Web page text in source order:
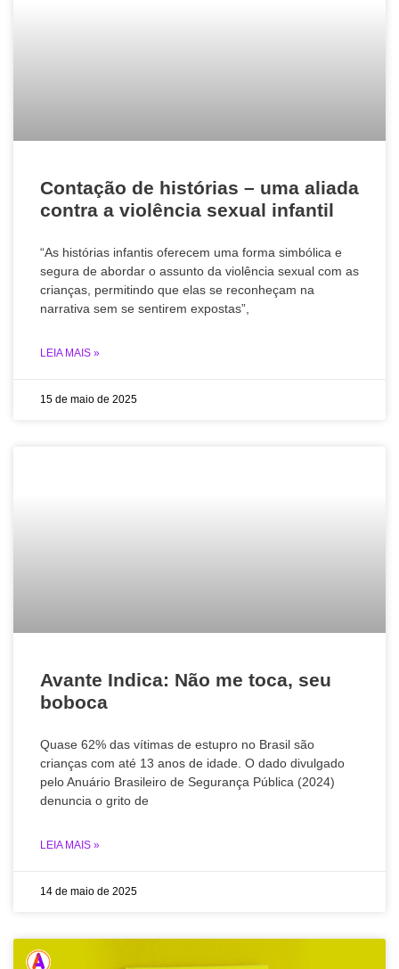
Contação de histórias – uma aliada
contra a violência sexual infantil
“As histórias infantis oferecem uma forma simbólica e
segura de abordar o assunto da violência sexual com as
crianças, permitindo que elas se reconheçam na
narrativa sem se sentirem expostas”,
LEIA MAIS »
15 de maio de 2025
Avante Indica: Não me toca, seu
boboca
Quase 62% das vítimas de estupro no Brasil são
crianças com até 13 anos de idade. O dado divulgado
pelo Anuário Brasileiro de Segurança Pública (2024)
denuncia o grito de
LEIA MAIS »
14 de maio de 2025